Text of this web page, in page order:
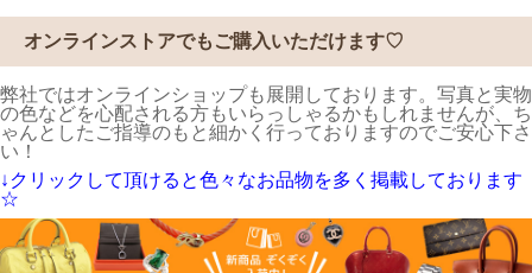
オンラインストアでもご購入いただけます♡
弊社ではオンラインショップも展開しております。写真と実物
の色などを心配される方もいらっしゃるかもしれませんが、ち
ゃんとしたご指導のもと細かく行っておりますのでご安心下さ
い！
↓クリックして頂けると色々なお品物を多く掲載しております
☆